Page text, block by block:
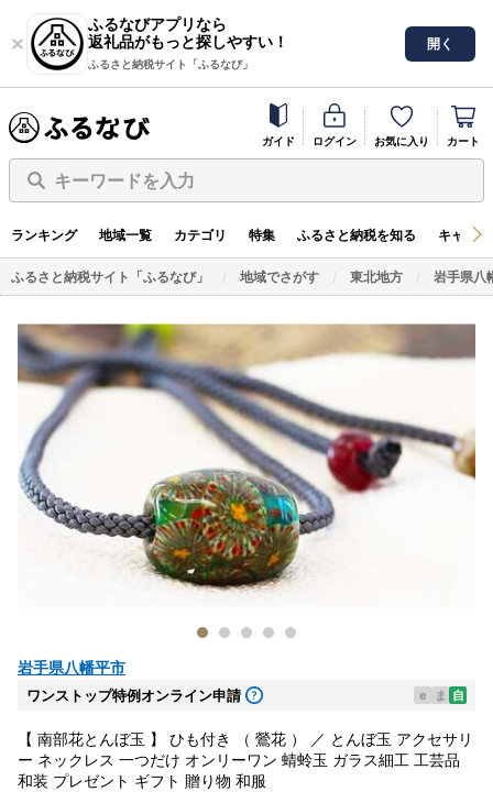
ふるなびアプリなら
返礼品がもっと探しやすい！
ふるさと納税サイト「ふるなび」
開く
ガイド ログイン お気に入り カート
キーワードを入力
ランキング 地域一覧 カテゴリ 特集 ふるさと納税を知る キャン
ふるさと納税サイト「ふるなび」 地域でさがす 東北地方 岩手県八
岩手県八幡平市
ワンストップ特例オンライン申請 e ま 自
【 南部花とんぼ玉 】 ひも付き （ 鶯花 ） ／ とんぼ玉 アクセサリ
ー ネックレス 一つだけ オンリーワン 蜻蛉玉 ガラス細工 工芸品
和装 プレゼント ギフト 贈り物 和服